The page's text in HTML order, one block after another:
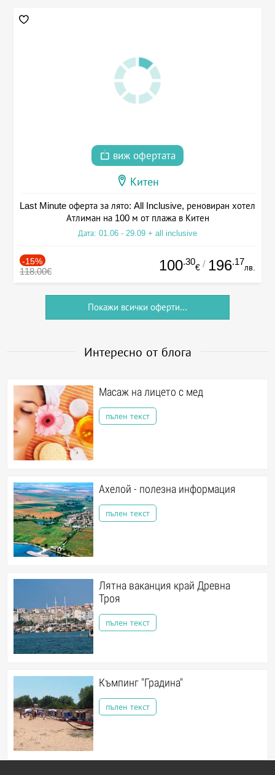
виж офертата
Китен
Last Minute оферта за лято: All Inclusive, реновиран хотел
Атлиман на 100 м от плажа в Китен
Дата: 01.06 - 29.09 + all inclusive
-15%
118.00€ 100.30
€ / 196.17
лв.
Покажи всички оферти...
Интересно от блога
Масаж на лицето с мед
пълен текст
Ахелой - полезна информация
пълен текст
Лятна ваканция край Древна
Троя
пълен текст
Къмпинг "Градина"
пълен текст